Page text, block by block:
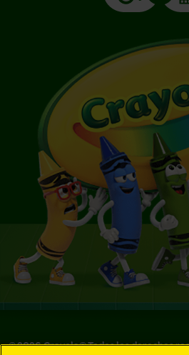
©2026Crayola® Todos los derechos